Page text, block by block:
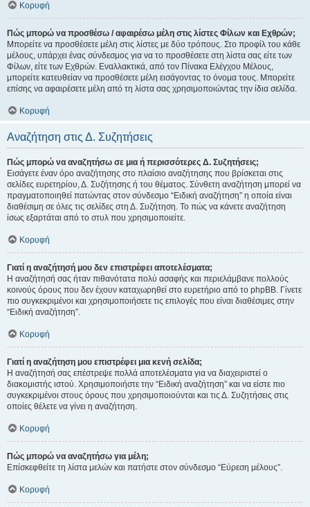
Κορυφή
Πώς μπορώ να προσθέσω / αφαιρέσω μέλη στις λίστες Φίλων και Εχθρών;
Μπορείτε να προσθέσετε μέλη στις λίστες με δύο τρόπους. Στο προφίλ του κάθε
μέλους, υπάρχει ένας σύνδεσμος για να το προσθέσετε στη λίστα σας είτε των
Φίλων, είτε των Εχθρών. Εναλλακτικά, από τον Πίνακα Ελέγχου Μέλους,
μπορείτε κατευθείαν να προσθέσετε μέλη εισάγοντας το όνομα τους. Μπορείτε
επίσης να αφαιρέσετε μέλη από τη λίστα σας χρησιμοποιώντας την ίδια σελίδα.
Κορυφή
Αναζήτηση στις Δ. Συζητήσεις
Πώς μπορώ να αναζητήσω σε μια ή περισσότερες Δ. Συζητήσεις;
Εισάγετε έναν όρο αναζήτησης στο πλαίσιο αναζήτησης που βρίσκεται στις
σελίδες ευρετηρίου, Δ. Συζήτησης ή του θέματος. Σύνθετη αναζήτηση μπορεί να
πραγματοποιηθεί πατώντας στον σύνδεσμο “Ειδική αναζήτηση” η οποία είναι
διαθέσιμη σε όλες τις σελίδες στη Δ. Συζήτηση. Το πώς να κάνετε αναζήτηση
ίσως εξαρτάται από το στυλ που χρησιμοποιείτε.
Κορυφή
Γιατί η αναζήτησή μου δεν επιστρέφει αποτελέσματα;
Η αναζήτησή σας ήταν πιθανότατα πολύ ασαφής και περιελάμβανε πολλούς
κοινούς όρους που δεν έχουν καταχωρηθεί στο ευρετήριο από το phpBB. Γίνετε
πιο συγκεκριμένοι και χρησιμοποιήσετε τις επιλογές που είναι διαθέσιμες στην
“Ειδική αναζήτηση”.
Κορυφή
Γιατί η αναζήτηση μου επιστρέφει μια κενή σελίδα;
Η αναζήτησή σας επέστρεψε πολλά αποτελέσματα για να διαχειριστεί ο
διακομιστής ιστού. Χρησιμοποιήστε την “Ειδική αναζήτηση” και να είστε πιο
συγκεκριμένοι στους όρους που χρησιμοποιούνται και τις Δ. Συζητήσεις στις
οποίες θέλετε να γίνει η αναζήτηση.
Κορυφή
Πώς μπορώ να αναζητήσω για μέλη;
Επίσκεφθείτε τη λίστα μελών και πατήστε στον σύνδεσμο “Εύρεση μέλους”.
Κορυφή